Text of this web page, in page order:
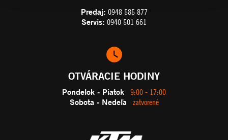
Predaj: 0948 585 877
Servis: 0940 501 661
OTVÁRACIE HODINY
Pondelok - Piatok 9:00 - 17:00
Sobota - Nedeľa zatvorené